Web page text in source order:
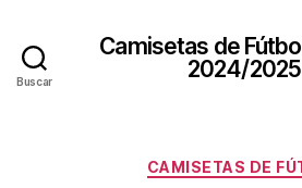
Buscar
Camisetas de
2024/2025
CAMISETAS DE